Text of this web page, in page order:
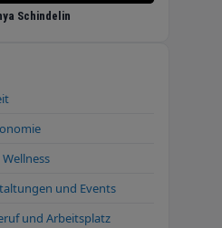
Schindelin
und Events
und Arbeitsplatz